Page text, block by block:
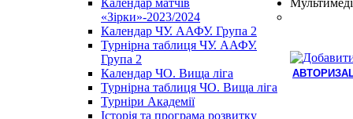
Календар матчів
«Зірки»-2023/2024
Календар ЧУ. ААФУ. Група 2
Турнірна таблиця ЧУ. ААФУ.
Група 2
Календар ЧО. Вища ліга
Турнірна таблиця ЧО. Вища ліга
Турніри Академії
Історія та програма розвитку